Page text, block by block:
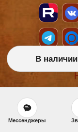
В наличии
Мессенджеры